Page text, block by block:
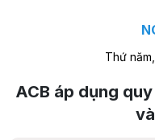
Thứ
ACB áp dụng